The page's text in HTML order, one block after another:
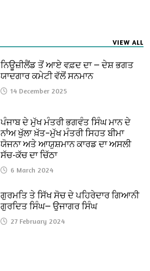
VIEW ALL
ਨਿਊਜ਼ੀਲੈਂਡ ਤੋਂ ਆਏ ਵਫ਼ਦ ਦਾ — ਦੇਸ਼ ਭਗਤ
ਯਾਦਗਾਰ ਕਮੇਟੀ ਵੱਲੋਂ ਸਨਮਾਨ
14 December 2025
ਪੰਜਾਬ ਦੇ ਮੁੱਖ ਮੰਤਰੀ ਭਗਵੰਤ ਸਿੰਘ ਮਾਨ ਦੇ
ਨਾਂਅ ਖੁੱਲਾ ਖ਼ੱਤ–ਮੁੱਖ ਮੰਤਰੀ ਸਿਹਤ ਬੀਮਾ
ਯੋਜਨਾ ਅਤੇ ਆਯੁਸ਼ਮਾਨ ਕਾਰਡ ਦਾ ਅਸਲੀ
ਸੱਚ-ਕੱਚ ਦਾ ਚਿੱਠਾ
6 March 2024
ਗੁਰਮਤਿ ਤੇ ਸਿੱਖ ਸੋਚ ਦੇ ਪਹਿਰੇਦਾਰ ਗਿਆਨੀ
ਗੁਰਦਿਤ ਸਿੰਘ— ਉਜਾਗਰ ਸਿੰਘ
27 February 2024